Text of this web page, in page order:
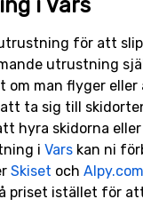
i Vars
för att
utrustning
om man flyger eller
ta sig till
hyra skidorna
i Vars kan ni
Skiset och Alpy.com
priset istället för